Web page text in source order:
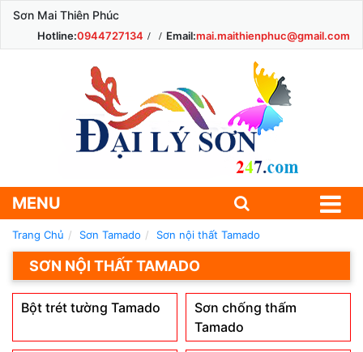
Sơn Mai Thiên Phúc
Hotline:0944727134 Email:mai.maithienphuc@gmail.com
MENU
Trang Chủ Sơn Tamado Sơn nội thất Tamado
SƠN NỘI THẤT TAMADO
Bột trét tường Tamado
Sơn chống thấm
Tamado